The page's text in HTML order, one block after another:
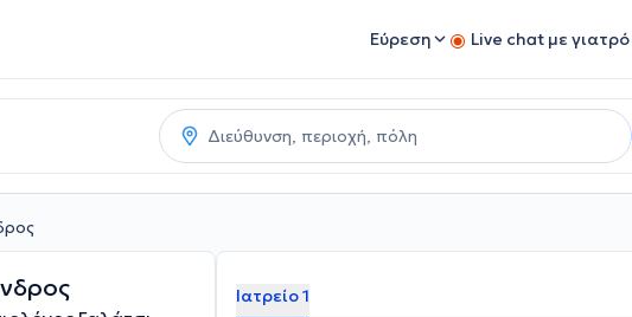
Εύρεση Live chat με γιατρό
Ιατρείο 1